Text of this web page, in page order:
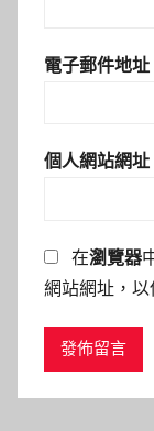
電子郵件地址
個人網站網址
在瀏覽器
網站網址，以